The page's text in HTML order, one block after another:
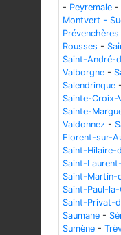
- Peyremale -
Montvert -
Prévenchères
Rousses -
Saint-André-
Valborgne -
Salendrinque -
Sainte-Croix-
Sainte-
Valdonnez -
Florent-sur-
Saint-Hilaire-
Saint-
Saint-Martin-
Saint-Paul-
Saint-Privat-
Saumane -
Sumène -